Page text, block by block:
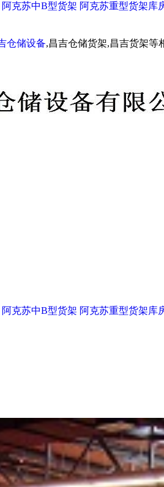
阿克苏中B型货架 阿克苏重型货架库
仓储设备,昌吉仓储货架,昌吉货架等
阿克苏中B型货架 阿克苏重型货架库